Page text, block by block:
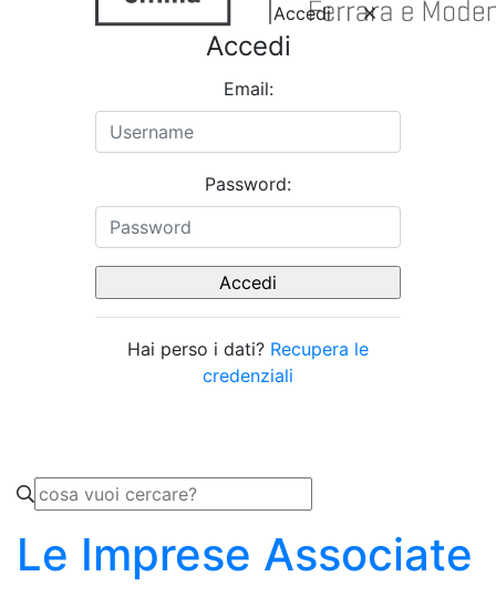
Accedi
Accedi
Email:
Password:
Hai perso i dati? Recupera le
credenziali
Le Imprese Associate